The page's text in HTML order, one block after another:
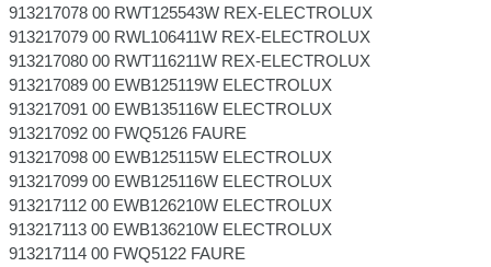
913217078 00 RWT125543W REX-ELECTROLUX
913217079 00 RWL106411W REX-ELECTROLUX
913217080 00 RWT116211W REX-ELECTROLUX
913217089 00 EWB125119W ELECTROLUX
913217091 00 EWB135116W ELECTROLUX
913217092 00 FWQ5126 FAURE
913217098 00 EWB125115W ELECTROLUX
913217099 00 EWB125116W ELECTROLUX
913217112 00 EWB126210W ELECTROLUX
913217113 00 EWB136210W ELECTROLUX
913217114 00 FWQ5122 FAURE